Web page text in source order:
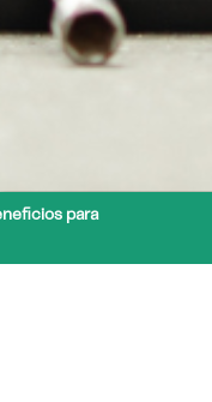
para